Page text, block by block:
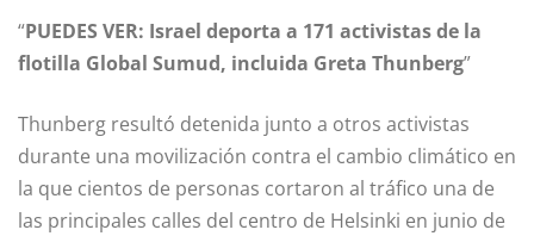
PUEDES VER: Israel deporta a 171 activistas de la
flotilla Global Sumud, incluida Greta Thunberg
Thunberg resultó detenida junto a otros activistas
durante una movilización contra el cambio climático en
la que cientos de personas cortaron al tráfico una de
las principales calles del centro de Helsinki en junio de